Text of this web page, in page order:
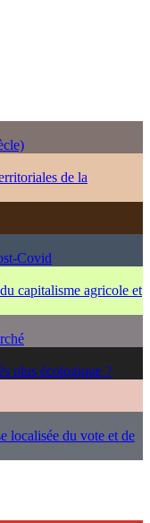
de la
Covid
capitalisme agricole et
plus écologique ?
localisée du vote et de